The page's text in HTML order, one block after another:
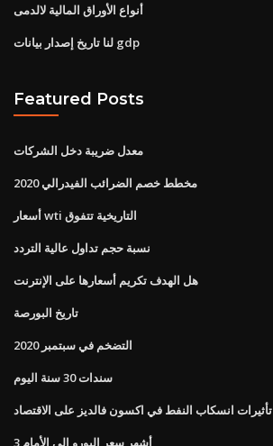
أنواع الأوراق المالية لالدمى
لنا تاريخ إصدار بيانات gdp
Featured Posts
معدل ضريبة دخل الشركات
مخطط خصم الضرائب الفيدرالي 2020
أسعار wti التاريخية تتفوق
نسبة حجم تداول عالية التردد
هل الهدف تكريم أسعارها على الإنترنت
تاريخ البورصة
التضخم في سبتمبر 2020
سندات 30 سنة اليوم
تأثيرات انسكاب النفط في اكسون فالديز على الاقتصاد
3 أشهر سعر اليورو إلى الأمام